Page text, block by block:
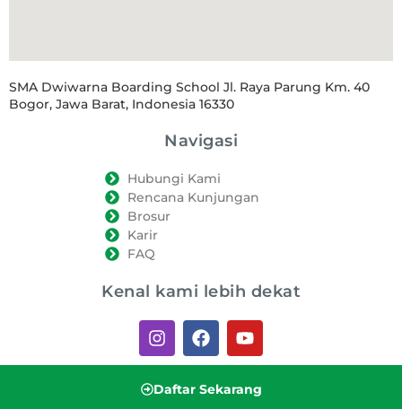
SMA Dwiwarna Boarding School Jl. Raya Parung Km. 40
Bogor, Jawa Barat, Indonesia 16330
Navigasi
Hubungi Kami
Rencana Kunjungan
Brosur
Karir
FAQ
Kenal kami lebih dekat
Daftar Sekarang